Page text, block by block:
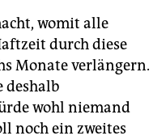
womit alle
durch diese
Monate verlängern.
deshalb
wohl niemand
noch ein zweites